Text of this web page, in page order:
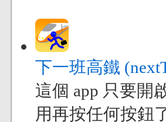
下一班高鐵
這個 app 只要開
用再按任何按鈕